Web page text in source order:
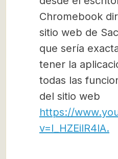
Chromebook
sitio web de
que sería
tener la
todas las
del sitio web
https://
v=I_HZEilR4lA.